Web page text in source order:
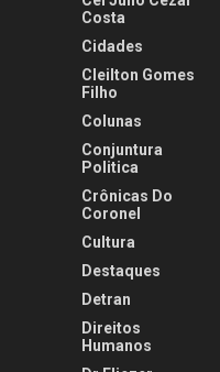
Costa
Cidades
Cleilton Gomes
Filho
Colunas
Conjuntura
Politica
Crônicas Do
Coronel
Cultura
Destaques
Detran
Direitos
Humanos